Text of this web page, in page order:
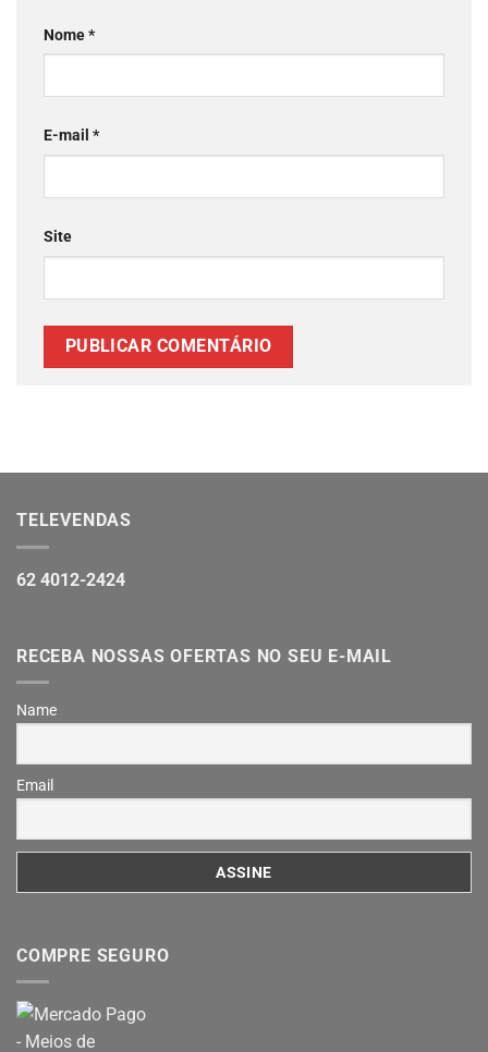
Nome*
E-mail *
Site
TELEVENDAS
62 4012-2424
RECEBA NOSSAS OFERTAS NO SEU E-MAIL
Name
Email
COMPRE SEGURO